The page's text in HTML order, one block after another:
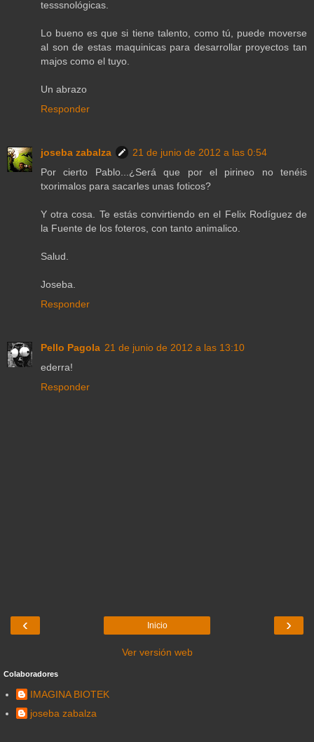
tesssnológicas.
Lo bueno es que si tiene talento, como tú, puede moverse
al son de estas maquinicas para desarrollar proyectos tan
majos como el tuyo.
Un abrazo
Responder
joseba zabalza
21 de junio de 2012 a las 0:54
Por cierto Pablo...¿Será que por el pirineo no tenéis
txorimalos para sacarles unas foticos?
Y otra cosa. Te estás convirtiendo en el Felix Rodíguez de
la Fuente de los foteros, con tanto animalico.
Salud.
Joseba.
Responder
Pello Pagola 21 de junio de 2012 a las 13:10
ederra!
Responder
‹ ›
Inicio
Ver versión web
Colaboradores
IMAGINA BIOTEK
joseba zabalza